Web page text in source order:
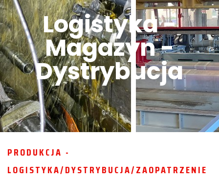
Logistyka -
Magazyn -
Dystrybucja
PRODUKCJA -
LOGISTYKA/DYSTRYBUCJA/ZAOPATRZENIE